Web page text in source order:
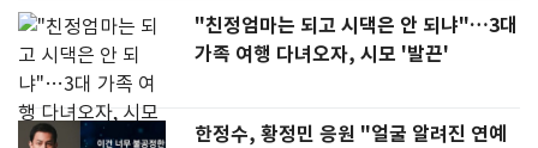
"친정엄마는 되고 시댁은 안 되냐"…3대
가족 여행 다녀오자, 시모 '발끈'
한정수, 황정민 응원 "얼굴 알려진 연예